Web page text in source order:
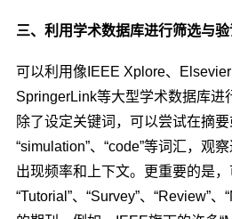
三、利用学术数据库进行筛选与验
可以利用像IEEE Xplore、Elsevier
SpringerLink等大型学术数据库进
除了设定关键词，可以尝试在摘
“simulation”、“code”等词汇，观
出现频率和上下文。更重要的是
“Tutorial”、“Survey”、“Review”